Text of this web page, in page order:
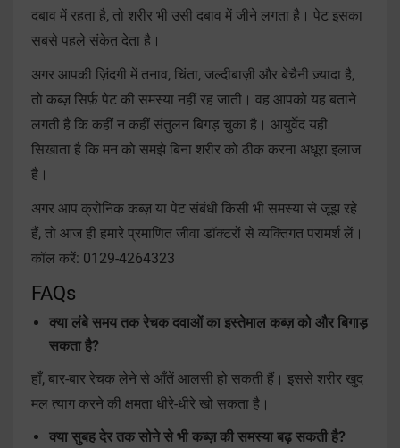
दबाव में रहता है, तो शरीर भी उसी दबाव में जीने लगता है। पेट इसका
सबसे पहले संकेत देता है।
अगर आपकी ज़िंदगी में तनाव, चिंता, जल्दीबाज़ी और बेचैनी ज़्यादा है,
तो कब्ज़ सिर्फ़ पेट की समस्या नहीं रह जाती। वह आपको यह बताने
लगती है कि कहीं न कहीं संतुलन बिगड़ चुका है। आयुर्वेद यही
सिखाता है कि मन को समझे बिना शरीर को ठीक करना अधूरा इलाज
है।
अगर आप क्रोनिक कब्ज़ या पेट संबंधी किसी भी समस्या से जूझ रहे
हैं, तो आज ही हमारे प्रमाणित जीवा डॉक्टरों से व्यक्तिगत परामर्श लें।
कॉल करें: 0129-4264323
FAQs
क्या लंबे समय तक रेचक दवाओं का इस्तेमाल कब्ज़ को और बिगाड़
सकता है?
हाँ, बार-बार रेचक लेने से आँतें आलसी हो सकती हैं। इससे शरीर खुद
मल त्याग करने की क्षमता धीरे-धीरे खो सकता है।
क्या सुबह देर तक सोने से भी कब्ज़ की समस्या बढ़ सकती है?